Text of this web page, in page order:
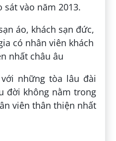
vào năm 2013.
những tòa lâu đài
đời không nằm trong
viên thân thiện nhất